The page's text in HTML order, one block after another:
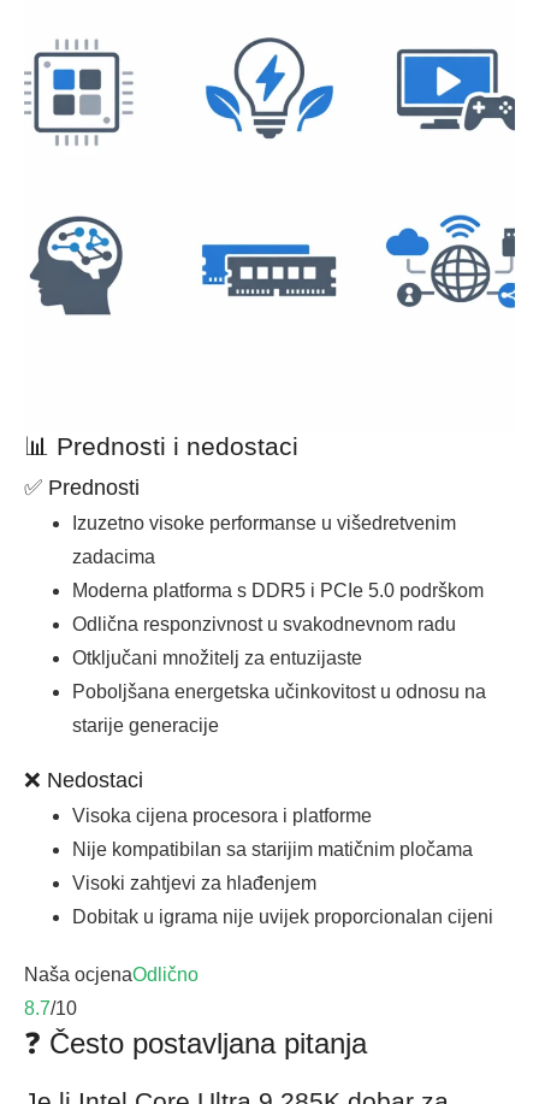
📊 Prednosti i nedostaci
✅ Prednosti
Izuzetno visoke performanse u višedretvenim
zadacima
Moderna platforma s DDR5 i PCIe 5.0 podrškom
Odlična responzivnost u svakodnevnom radu
Otključani množitelj za entuzijaste
Poboljšana energetska učinkovitost u odnosu na
starije generacije
❌ Nedostaci
Visoka cijena procesora i platforme
Nije kompatibilan sa starijim matičnim pločama
Visoki zahtjevi za hlađenjem
Dobitak u igrama nije uvijek proporcionalan cijeni
Naša ocjenaOdlično
8.7/10
❓ Često postavljana pitanja